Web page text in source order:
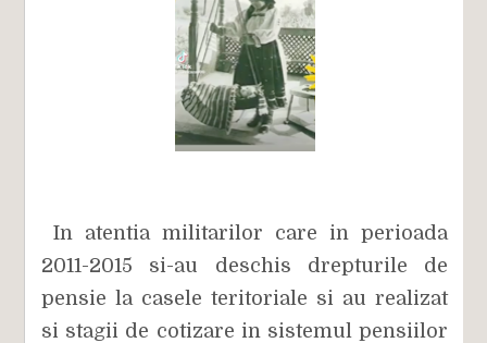
In atentia militarilor care in perioada
2011-2015 si-au deschis drepturile de
pensie la casele teritoriale si au realizat
si stagii de cotizare in sistemul pensiilor